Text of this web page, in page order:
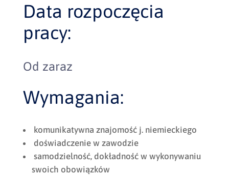
Data rozpoczęcia
pracy:
Od zaraz
Wymagania:
komunikatywna znajomość j. niemieckiego
doświadczenie w zawodzie
samodzielność, dokładność w wykonywaniu
swoich obowiązków